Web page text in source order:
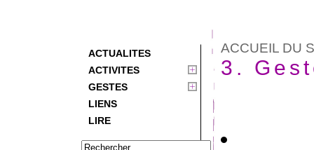
ACTUALITES
ACTIVITES
GESTES
LIENS
LIRE
ACCUEIL DU
3.